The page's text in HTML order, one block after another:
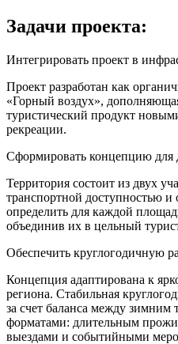
Задачи проекта:
Интегрировать проект в
Проект разработан как
«Горный воздух»,
туристический продукт
рекреации.
Сформировать концепцию для
Территория состоит из двух
транспортной доступностью и
определить для каждой
объединив их в цельный
Обеспечить круглогодичную
Концепция адаптирована к
региона. Стабильная
за счет баланса между
форматами: длительным
выездами и событийными